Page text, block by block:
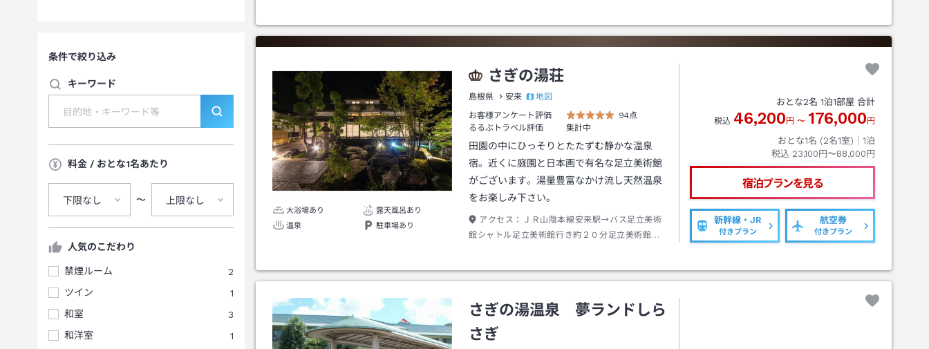
条件で絞り込み
キーワード
料金 / おとな1名あたり
下限なし 〜 上限なし
人気のこだわり
禁煙ルーム
2
ツイン
1
和室
3
和洋室
1
大浴場あり
露天風呂あり
温泉
駐車場あり
さぎの湯荘
島根県 安来
地図
お客様アンケート評価
94点
るるぶトラベル評価
集計中
田園の中にひっそりとたたずむ静かな温泉
宿。近くに庭園と日本画で有名な足立美術館
がございます。湯量豊富なかけ流し天然温泉
をお楽しみ下さい。
アクセス：
ＪＲ山陰本線安来駅→バス足立美術
館シャトル足立美術館行き約２０分足立美術館下
おとな2名 1泊1部屋 合計
税込 46,200 円 〜 176,000 円
おとな1名 (2名1室)｜ 1泊
税込 23,100円〜88,000円
宿泊プランを見る
新幹線・JR
付きプラン
航空券
付きプラン
さぎの湯温泉 夢ランドしら
さぎ